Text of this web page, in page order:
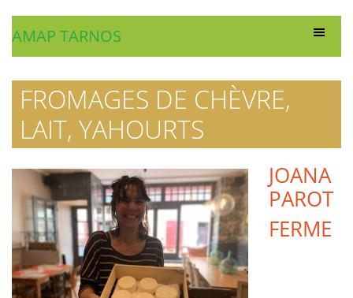
AMAP TARNOS
FROMAGES DE CHÈVRE,
LAIT, YAHOURTS
JOANA
PAROT
FERME